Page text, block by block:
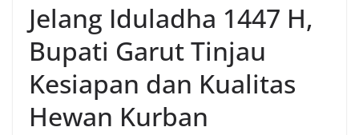
Jelang Iduladha 1447 H,
Bupati Garut Tinjau
Kesiapan dan Kualitas
Hewan Kurban